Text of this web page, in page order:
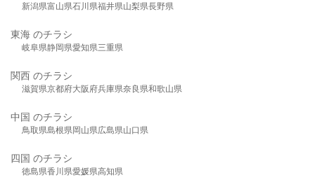
新潟県富山県石川県福井県山梨県長野県
東海 のチラシ
岐阜県静岡県愛知県三重県
関西 のチラシ
滋賀県京都府大阪府兵庫県奈良県和歌山県
中国 のチラシ
鳥取県島根県岡山県広島県山口県
四国 のチラシ
徳島県香川県愛媛県高知県